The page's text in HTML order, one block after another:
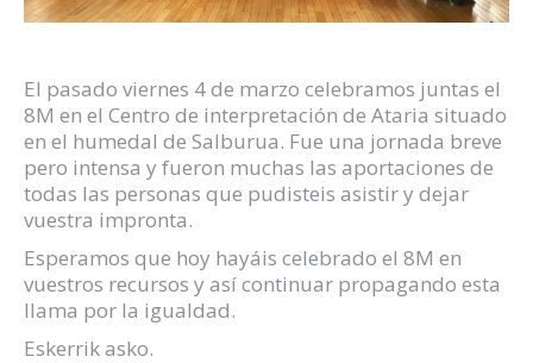
El pasado viernes 4 de marzo celebramos juntas el
8M en el Centro de interpretación de Ataria situado
en el humedal de Salburua. Fue una jornada breve
pero intensa y fueron muchas las aportaciones de
todas las personas que pudisteis asistir y dejar
vuestra impronta.
Esperamos que hoy hayáis celebrado el 8M en
vuestros recursos y así continuar propagando esta
llama por la igualdad.
Eskerrik asko.